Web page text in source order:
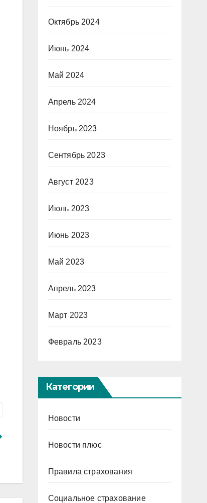
Октябрь 2024
Июнь 2024
Май 2024
Апрель 2024
Ноябрь 2023
Сентябрь 2023
Август 2023
Июль 2023
Июнь 2023
Май 2023
Апрель 2023
Март 2023
Февраль 2023
Категории
Новости
Новости плюс
Правила страхования
Социальное страхование